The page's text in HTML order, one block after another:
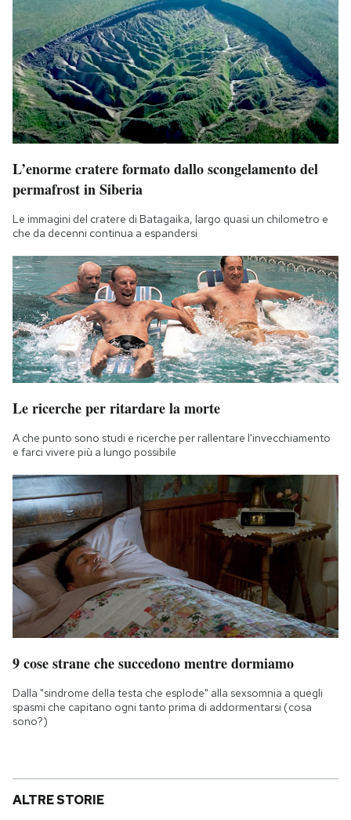
L’enorme cratere formato dallo scongelamento del
permafrost in Siberia
Le immagini del cratere di Batagaika, largo quasi un chilometro e
che da decenni continua a espandersi
Le ricerche per ritardare la morte
A che punto sono studi e ricerche per rallentare l'invecchiamento
e farci vivere più a lungo possibile
9 cose strane che succedono mentre dormiamo
Dalla "sindrome della testa che esplode" alla sexsomnia a quegli
spasmi che capitano ogni tanto prima di addormentarsi (cosa
sono?)
ALTRE STORIE